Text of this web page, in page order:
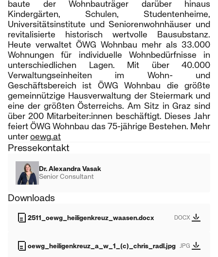
baute der Wohnbauträger darüber hinaus
Kindergärten, Schulen, Studentenheime,
Universitätsinstitute und Seniorenwohnhäuser und
revitalisierte historisch wertvolle Bausubstanz.
Heute verwaltet ÖWG Wohnbau mehr als 33.000
Wohnungen für individuelle Wohnbedürfnisse in
unterschiedlichen Lagen. Mit über 40.000
Verwaltungseinheiten im Wohn- und
Geschäftsbereich ist ÖWG Wohnbau die größte
gemeinnützige Hausverwaltung der Steiermark und
eine der größten Österreichs. Am Sitz in Graz sind
über 200 Mitarbeiter:innen beschäftigt. Dieses Jahr
feiert ÖWG Wohnbau das 75-jährige Bestehen. Mehr
unteroewg.at
Pressekontakt
Dr. Alexandra Vasak
Senior Consultant
Downloads
2511_oewg_heiligenkreuz_waasen.docx DOCX
oewg_heiligenkreuz_a_w_1_(c)_chris_radl.jpg JPG